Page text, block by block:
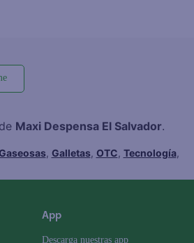
Maxi Despensa El Salvador.
Gaseosas, Galletas, OTC, Tecnología,
App
Descarga nuestras app